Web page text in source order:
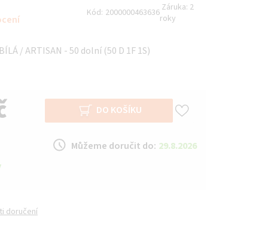
Kód: 2000000463636 Záruka: 2
roky
/ ARTISAN - 50 dolní (50 D 1F 1S)
DO KOŠÍKU
Můžeme doručit do: 29.8.2026
doručení